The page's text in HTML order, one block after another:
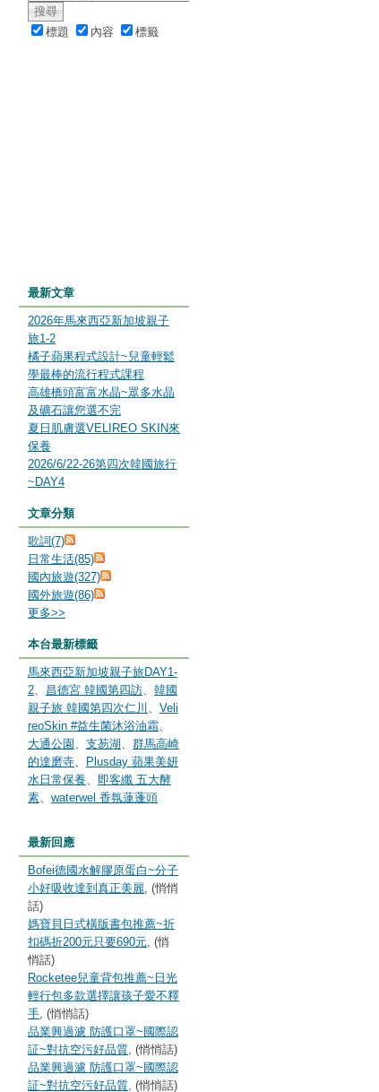
標題 內容 標籤
最新文章
2026年馬來西亞新加坡親子
旅1-2
橘子蘋果程式設計~兒童輕鬆
學最棒的流行程式課程
高雄橋頭富富水晶~眾多水晶
及礦石讓您選不完
夏日肌膚選VELIREO SKIN來
保養
2026/6/22-26第四次韓國旅行
~DAY4
文章分類
歌詞(7)
日常生活(85)
國內旅遊(327)
國外旅遊(86)
更多>>
本台最新標籤
馬來西亞新加坡親子旅DAY1-
2、 昌德宮 韓國第四訪、 韓國
親子旅 韓國第四次仁川 、 Veli
reoSkin #益生菌沐浴油霜、
大通公園 、 支芴湖、 群馬高崎
的達磨寺、
Plusday 蘋果美妍
水日常保養、 即客纖 五大酵
素、 waterwel 香氛蓮蓬頭
最新回應
Bofei德國水解膠原蛋白~分子
小好吸收達到真正美麗, (悄悄
話)
媽寶貝日式橫版書包推薦~折
扣碼折200元只要690元, (悄
悄話)
Rocketee兒童背包推薦~日光
輕行包多款選擇讓孩子愛不釋
手, (悄悄話)
品業興過濾 防護口罩~國際認
証~對抗空污好品質, (悄悄話)
品業興過濾 防護口罩~國際認
証~對抗空污好品質, (悄悄話)